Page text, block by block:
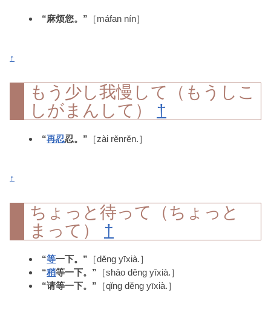
“麻烦您。” ［máfan nín］
↑
もう少し我慢して（もうしこ
しがまんして） †
“再忍忍。” ［zài rěnrěn.］
↑
ちょっと待って（ちょっと
まって） †
“等一下。” ［děng yīxià.］
“稍等一下。” ［shāo děng yīxià.］
“请等一下。” ［qǐng děng yīxià.］